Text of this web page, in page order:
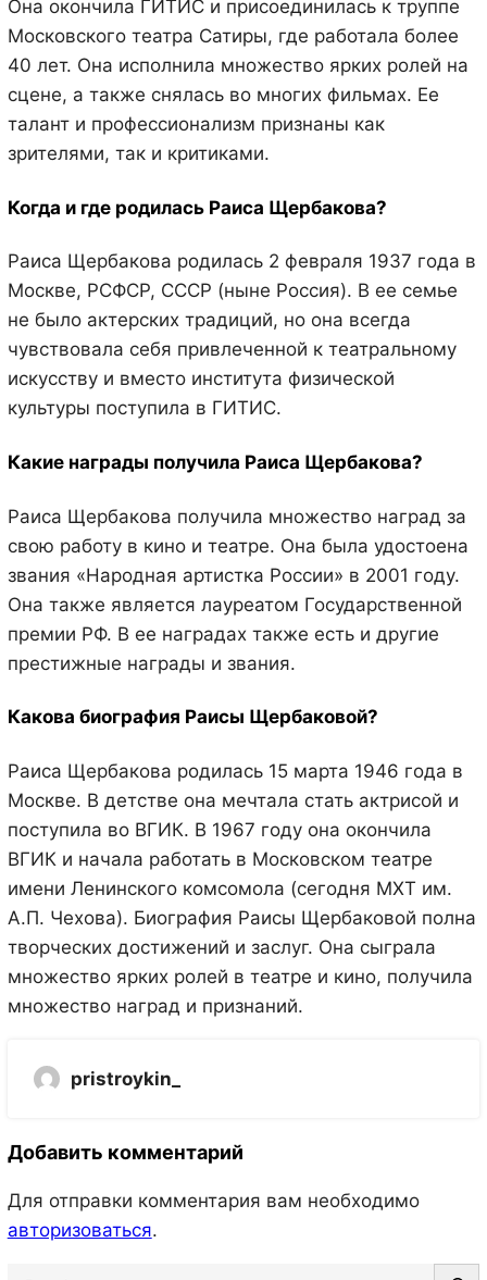
Она окончила ГИТИС и присоединилась к труппе
Московского театра Сатиры, где работала более
40 лет. Она исполнила множество ярких ролей на
сцене, а также снялась во многих фильмах. Ее
талант и профессионализм признаны как
зрителями, так и критиками.
Когда и где родилась Раиса Щербакова?
Раиса Щербакова родилась 2 февраля 1937 года в
Москве, РСФСР, СССР (ныне Россия). В ее семье
не было актерских традиций, но она всегда
чувствовала себя привлеченной к театральному
искусству и вместо института физической
культуры поступила в ГИТИС.
Какие награды получила Раиса Щербакова?
Раиса Щербакова получила множество наград за
свою работу в кино и театре. Она была удостоена
звания «Народная артистка России» в 2001 году.
Она также является лауреатом Государственной
премии РФ. В ее наградах также есть и другие
престижные награды и звания.
Какова биография Раисы Щербаковой?
Раиса Щербакова родилась 15 марта 1946 года в
Москве. В детстве она мечтала стать актрисой и
поступила во ВГИК. В 1967 году она окончила
ВГИК и начала работать в Московском театре
имени Ленинского комсомола (сегодня МХТ им.
А.П. Чехова). Биография Раисы Щербаковой полна
творческих достижений и заслуг. Она сыграла
множество ярких ролей в театре и кино, получила
множество наград и признаний.
pristroykin_
Добавить комментарий
Для отправки комментария вам необходимо
авторизоваться.